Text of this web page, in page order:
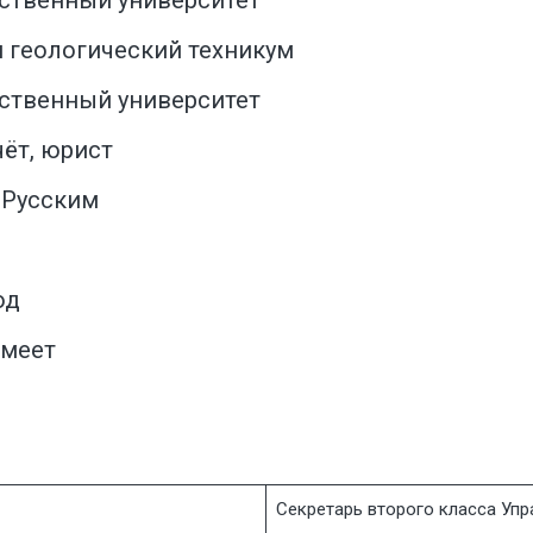
техникум
университет
юрист
Русским
Секретарь второго класса